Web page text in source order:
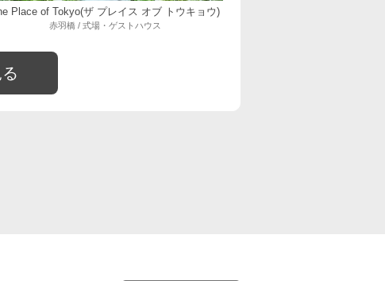
Place of Tokyo(ザ プレイス オブ トウキョウ)
赤羽橋 / 式場・ゲストハウス